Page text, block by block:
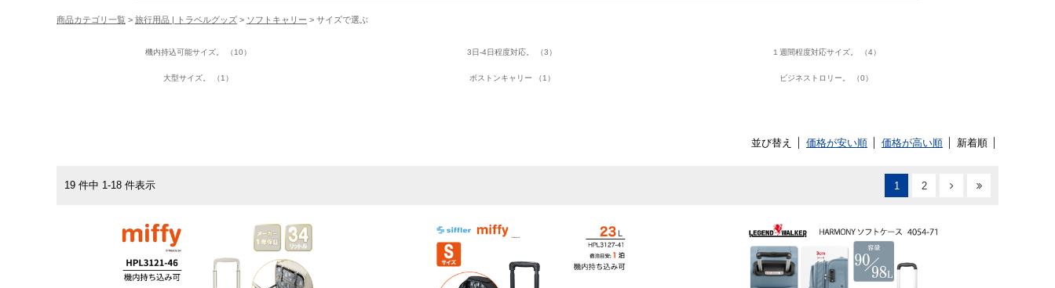
商品カテゴリ一覧 > 旅行用品 | トラベルグッズ > ソフトキャリー > サイズで選ぶ
機内持込可能サイズ。 （10） 3日-4日程度対応。 （3） １週間程度対応サイズ。 （4）
大型サイズ。 （1） ボストンキャリー （1） ビジネストロリー。 （0）
並び替え 価格が安い順 価格が高い順 新着順
19 件中 1-18 件表示 1 2